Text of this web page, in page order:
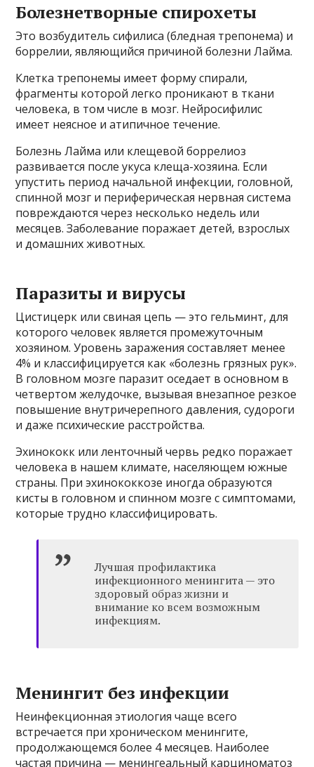
Болезнетворные спирохеты
Это возбудитель сифилиса (бледная трепонема) и
боррелии, являющийся причиной болезни Лайма.
Клетка трепонемы имеет форму спирали,
фрагменты которой легко проникают в ткани
человека, в том числе в мозг. Нейросифилис
имеет неясное и атипичное течение.
Болезнь Лайма или клещевой боррелиоз
развивается после укуса клеща-хозяина. Если
упустить период начальной инфекции, головной,
спинной мозг и периферическая нервная система
повреждаются через несколько недель или
месяцев. Заболевание поражает детей, взрослых
и домашних животных.
Паразиты и вирусы
Цистицерк или свиная цепь — это гельминт, для
которого человек является промежуточным
хозяином. Уровень заражения составляет менее
4% и классифицируется как «болезнь грязных рук».
В головном мозге паразит оседает в основном в
четвертом желудочке, вызывая внезапное резкое
повышение внутричерепного давления, судороги
и даже психические расстройства.
Эхинококк или ленточный червь редко поражает
человека в нашем климате, населяющем южные
страны. При эхинококкозе иногда образуются
кисты в головном и спинном мозге с симптомами,
которые трудно классифицировать.
Лучшая профилактика
инфекционного менингита — это
здоровый образ жизни и
внимание ко всем возможным
инфекциям.
Менингит без инфекции
Неинфекционная этиология чаще всего
встречается при хроническом менингите,
продолжающемся более 4 месяцев. Наиболее
частая причина — менингеальный карциноматоз